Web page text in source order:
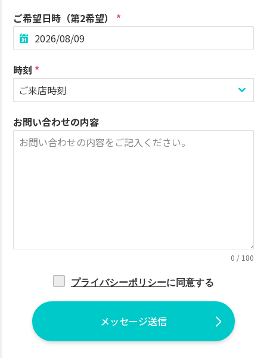
ご希望日時（第2希望） *
時刻 *
ご来店時刻
お問い合わせの内容
0 / 180
プライバシーポリシーに同意する
メッセージ送信